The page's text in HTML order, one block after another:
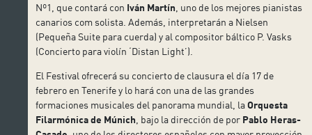
Nº1, que contará con Iván Martín , uno de los mejores pianistas
canarios com solista. Además, interpretarán a Nielsen
(Pequeña Suite para cuerda) y al compositor báltico P. Vasks
(Concierto para violín ‘Distan Light’).
El Festival ofrecerá su concierto de clausura el día 17 de
febrero en Tenerife y lo hará con una de las grandes
formaciones musicales del panorama mundial, laOrquesta
Filarmónica de Múnich , bajo la dirección de por Pablo Heras-